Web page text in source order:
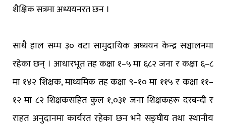
शैक्षिक सत्रमा अध्ययनरत छन ।
साथै हाल सम्म ३० वटा सामुदायिक अध्ययन केन्द्र सञ्चालनमा
रहेका छन् । आधारभूत तह कक्षा १–५ मा ६८२ जना र कक्षा ६–८
मा १४२ शिक्षक, माध्यमिक तह कक्षा ९–१० मा ११५ र कक्षा ११–
१२ मा ८२ शिक्षकसहित कुल १,०३१ जना शिक्षकहरू दरबन्दी र
राहत अनुदानमा कार्यरत रहेका छन भने सङ्घीय तथा स्थानीय